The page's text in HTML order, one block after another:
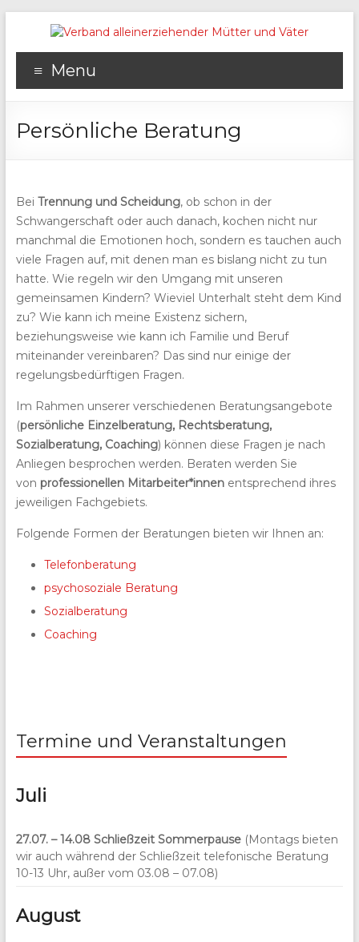
Menu
Persönliche Beratung
Bei Trennung und Scheidung, ob schon in der
Schwangerschaft oder auch danach, kochen nicht nur
manchmal die Emotionen hoch, sondern es tauchen auch
viele Fragen auf, mit denen man es bislang nicht zu tun
hatte. Wie regeln wir den Umgang mit unseren
gemeinsamen Kindern? Wieviel Unterhalt steht dem Kind
zu? Wie kann ich meine Existenz sichern,
beziehungsweise wie kann ich Familie und Beruf
miteinander vereinbaren? Das sind nur einige der
regelungsbedürftigen Fragen.
Im Rahmen unserer verschiedenen Beratungsangebote
(persönliche Einzelberatung, Rechtsberatung,
Sozialberatung, Coaching) können diese Fragen je nach
Anliegen besprochen werden. Beraten werden Sie
von professionellen Mitarbeiter*innenentsprechend ihres
jeweiligen Fachgebiets.
Folgende Formen der Beratungen bieten wir Ihnen an:
Telefonberatung
psychosoziale Beratung
Sozialberatung
Coaching
Termine und Veranstaltungen
Juli
27.07. – 14.08 Schließzeit Sommerpause(Montags bieten
wir auch während der Schließzeit telefonische Beratung
10-13 Uhr, außer vom 03.08 – 07.08)
August